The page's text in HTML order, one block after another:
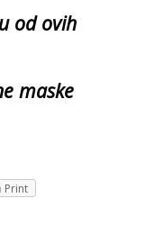
od ovih
maske
Print